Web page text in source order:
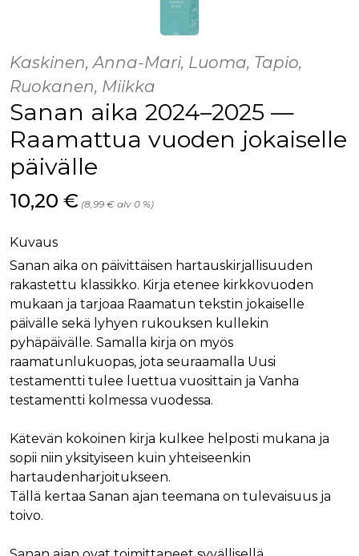
Kaskinen, Anna-Mari, Luoma, Tapio,
Ruokanen, Miikka
Sanan aika 2024–2025 —
Raamattua vuoden jokaiselle
päivälle
Hinta nyt
10,20 € (8,99 € alv 0 %)
Kuvaus
Sanan aika on päivittäisen hartauskirjallisuuden
rakastettu klassikko. Kirja etenee kirkkovuoden
mukaan ja tarjoaa Raamatun tekstin jokaiselle
päivälle sekä lyhyen rukouksen kullekin
pyhäpäivälle. Samalla kirja on myös
raamatunlukuopas, jota seuraamalla Uusi
testamentti tulee luettua vuosittain ja Vanha
testamentti kolmessa vuodessa.
Kätevän kokoinen kirja kulkee helposti mukana ja
sopii niin yksityiseen kuin yhteiseenkin
hartaudenharjoitukseen.
Tällä kertaa Sanan ajan teemana on tulevaisuus ja
toivo.